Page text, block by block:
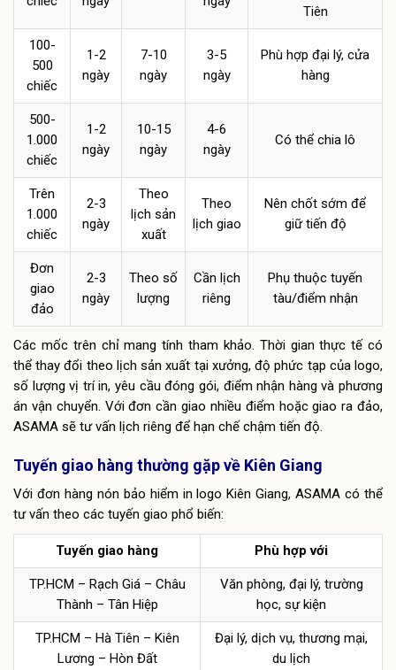
Tiên
100-
500
chiếc
1-2
ngày
7-10
ngày
3-5
ngày
Phù hợp đại lý, cửa
hàng
500-
1.000
chiếc
1-2
ngày
10-15
ngày
4-6
ngày
Có thể chia lô
Trên
1.000
chiếc
2-3
ngày
Theo
lịch sản
xuất
Theo
lịch giao
Nên chốt sớm để
giữ tiến độ
Đơn
giao
đảo
2-3
ngày
Theo số
lượng
Cần lịch
riêng
Phụ thuộc tuyến
tàu/điểm nhận
Các mốc trên chỉ mang tính tham khảo. Thời gian thực tế có
thể thay đổi theo lịch sản xuất tại xưởng, độ phức tạp của logo,
số lượng vị trí in, yêu cầu đóng gói, điểm nhận hàng và phương
án vận chuyển. Với đơn cần giao nhiều điểm hoặc giao ra đảo,
ASAMA sẽ tư vấn lịch riêng để hạn chế chậm tiến độ.
Tuyến giao hàng thường gặp về Kiên Giang
Với đơn hàng nón bảo hiểm in logo Kiên Giang, ASAMA có thể
tư vấn theo các tuyến giao phổ biến:
Tuyến giao hàng Phù hợp với
TP.HCM – Rạch Giá – Châu
Thành – Tân Hiệp
Văn phòng, đại lý, trường
học, sự kiện
TP.HCM – Hà Tiên – Kiên
Lương – Hòn Đất
Đại lý, dịch vụ, thương mại,
du lịch